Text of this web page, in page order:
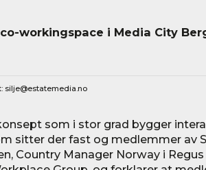
workingspace i Media City
silje@estatemedia.no
som i stor grad bygger
sitter der fast og medlemmer av
Country Manager Norway i